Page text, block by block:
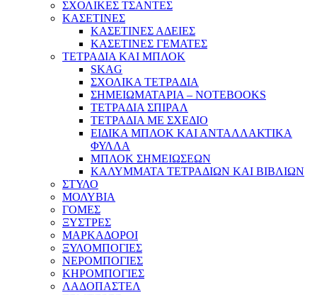
ΣΧΟΛΙΚΕΣ ΤΣΑΝΤΕΣ
ΚΑΣΕΤΙΝΕΣ
ΚΑΣΕΤΙΝΕΣ ΑΔΕΙΕΣ
ΚΑΣΕΤΙΝΕΣ ΓΕΜΑΤΕΣ
ΤΕΤΡΑΔΙΑ ΚΑΙ ΜΠΛΟΚ
SKAG
ΣΧΟΛΙΚΑ ΤΕΤΡΑΔΙΑ
ΣΗΜΕΙΩΜΑΤΑΡΙΑ – NOTEBOOKS
ΤΕΤΡΑΔΙΑ ΣΠΙΡΑΛ
ΤΕΤΡΑΔΙΑ ΜΕ ΣΧΕΔΙΟ
ΕΙΔΙΚΑ ΜΠΛΟΚ ΚΑΙ ΑΝΤΑΛΛΑΚΤΙΚΑ
ΦΥΛΛΑ
ΜΠΛΟΚ ΣΗΜΕΙΩΣΕΩΝ
ΚΑΛΥΜΜΑΤΑ ΤΕΤΡΑΔΙΩΝ ΚΑΙ ΒΙΒΛΙΩΝ
ΣΤΥΛΟ
ΜΟΛΥΒΙΑ
ΓΟΜΕΣ
ΞΥΣΤΡΕΣ
ΜΑΡΚΑΔΟΡΟΙ
ΞΥΛΟΜΠΟΓΙΕΣ
ΝΕΡΟΜΠΟΓΙΕΣ
ΚΗΡΟΜΠΟΓΙΕΣ
ΛΑΔΟΠΑΣΤΕΛ